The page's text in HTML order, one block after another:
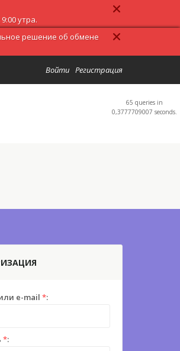
утра.
решение об обмене
Регистрация
Войти
e-mail *:
*:
65 queries in
0,3777709007 seconds.